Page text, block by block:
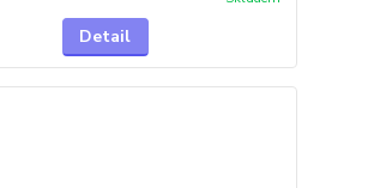
Detail